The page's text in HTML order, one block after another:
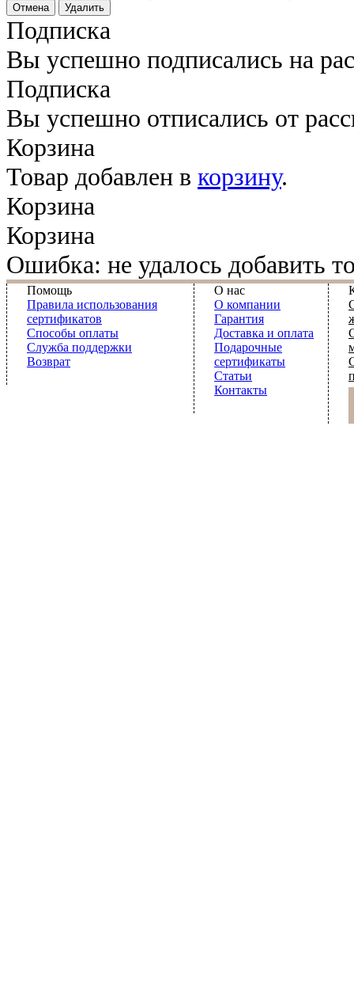
Отмена Удалить
Подписка
Вы успешно подписались на
Подписка
Вы успешно отписались от
Корзина
Товар добавлен в корзину.
Корзина
Корзина
Ошибка: не удалось добавить
Помощь
Правила использования
сертификатов
Способы оплаты
Служба поддержки
Возврат
О нас
О компании
Гарантия
Доставка и оплата
Подарочные
сертификаты
Статьи
Контакты